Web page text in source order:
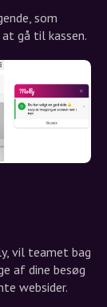
som
gå til kassen.
vil teamet bag
af dine besøg
websider.